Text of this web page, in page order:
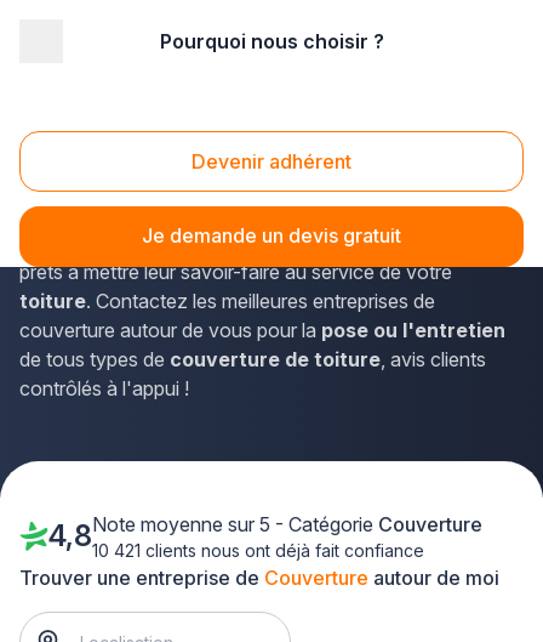
Pourquoi nous choisir ?
Devenir adhérent
Je demande un devis gratuit
Couverture
Besoin d'uneentreprise de couverturede confiance
pour garantirl'étanchéité et la durabilité de votre toit
?
Découvrez chez Plus que pro des couvreurs experts
prêts à mettre leur savoir-faire au service de votre
toiture. Contactez les meilleures entreprises de
couverture autour de vous pour la pose ou l'entretien
de tous types de couverture de toiture, avis clients
contrôlés à l'appui !
Trouver une entreprise de Couverture autour de moi
4,8Note moyenne sur 5 - Catégorie Couverture
10 421 clients nous ont déjà fait confiance